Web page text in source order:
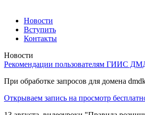
Новости
Вступить
Контакты
Новости
Рекомендации пользователям ГИИС
При обработке запросов для домена
Открываем запись на просмотр